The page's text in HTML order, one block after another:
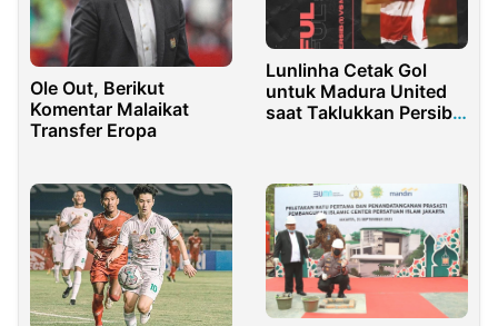
Ole Out, Berikut
Komentar Malaikat
Transfer Eropa
Lunlinha Cetak Gol
untuk Madura United
saat Taklukkan Persib